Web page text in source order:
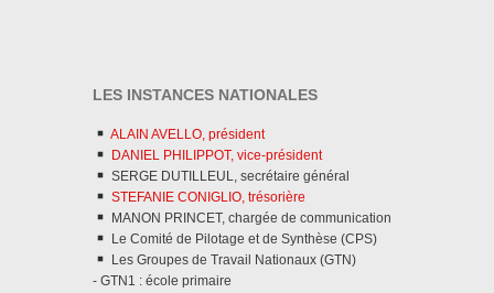
LES INSTANCES NATIONALES
ALAIN AVELLO, président
DANIEL PHILIPPOT, vice-président
SERGE DUTILLEUL, secrétaire général
STEFANIE CONIGLIO, trésorière
MANON PRINCET, chargée de communication
Le Comité de Pilotage et de Synthèse (CPS)
Les Groupes de Travail Nationaux (GTN)
- GTN1 : école primaire